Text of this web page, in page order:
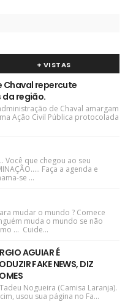
+ VISTAS
repercute
da região.
de Chaval amargam
Ação Civil Pública protocolada
Você que chegou ao seu
Faça a agenda e
se ...
mudar o mundo ? Comece
muda o mundo se não
... Cuide...
AGUIAR É
FAKE NEWS, DIZ
Nogueira (Camisa Laranja).
usou sua página no Fa...